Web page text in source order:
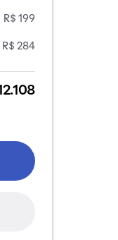
R$ 199
R$ 284